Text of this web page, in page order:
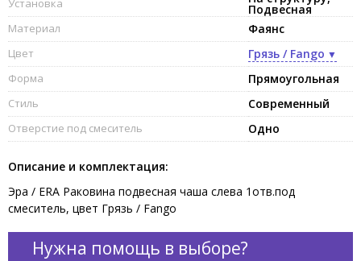
Установка Подвесная
Материал Фаянс
Цвет Грязь / Fango
Форма Прямоугольная
Стиль Современный
Отверстие под смеситель Одно
Описание и комплектация:
Эра / ERA Раковина подвесная чаша слева 1отв.под
смеситель, цвет Грязь / Fango
Нужна помощь в выборе?